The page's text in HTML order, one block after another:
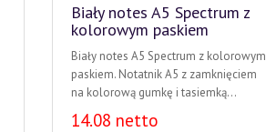
Biały notes A5 Spectrum z
kolorowym paskiem
Biały notes A5 Spectrum z kolorowym
paskiem. Notatnik A5 z zamknięciem
na kolorową gumkę i tasiemką...
14.08 netto